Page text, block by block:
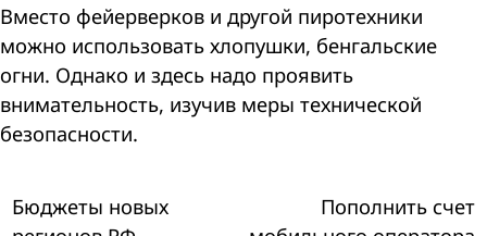
Вместо фейерверков и другой пиротехники
можно использовать хлопушки, бенгальские
огни. Однако и здесь надо проявить
внимательность, изучив меры технической
безопасности.
Навигация
Бюджеты новых
Пополнить счет